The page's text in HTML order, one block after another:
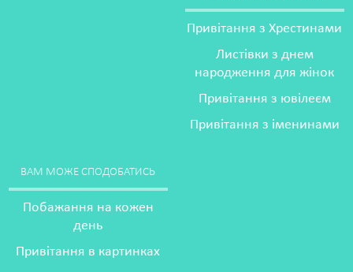
Привітання з Хрестинами
Листівки з днем
народження для жінок
Привітання з ювілеєм
Привітання з іменинами
ВАМ МОЖЕ СПОДОБАТИСЬ
Побажання на кожен
день
Привітання в картинках